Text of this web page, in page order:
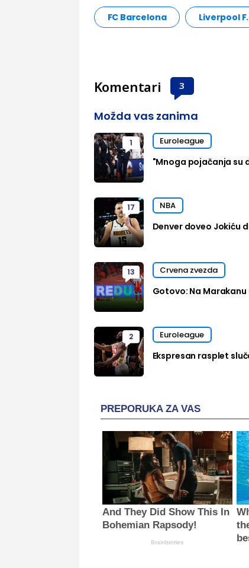
FC Barcelona Liverpool
Komentari 3
Možda vas zanima
1 Euroleague
"Mnoga pojačanja su
17 NBA
Denver doveo Jokiću
13 Crvena zvezda
Gotovo: Na
2 Euroleague
Ekspresan rasplet
PREPORUKA ZA VAS
And They Did Show This In
Bohemian Rapsody!
Brainberries